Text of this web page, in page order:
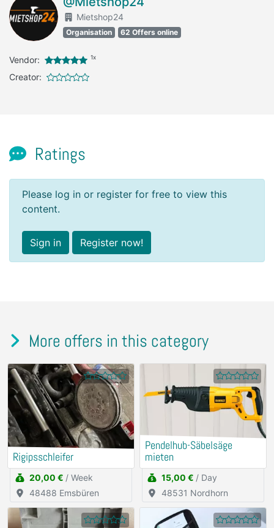
Mietshop24
Organisation 62 Offers online
Vendor: 1x
Creator:
Ratings
Please log in or register for free to view this
content.
Sign in Register now!
More offers in this category
Rigipsschleifer
20,00 € / Week
48488 Emsbüren
Pendelhub-Säbelsäge
mieten
15,00 € / Day
48531 Nordhorn